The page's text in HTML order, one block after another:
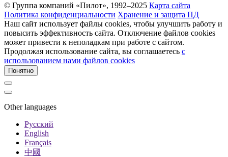
© Группа компаний «Пилот», 1992–2025 Карта сайта
Политика конфиденциальности Хранение и защита ПД
Наш сайт использует файлы cookies, чтобы улучшить работу и
повысить эффективность сайта. Отключение файлов cookies
может привести к неполадкам при работе с сайтом.
Продолжая использование сайта, вы соглашаетесь c
использованием нами файлов cookies
Понятно
Other languages
Русский
English
Français
中國